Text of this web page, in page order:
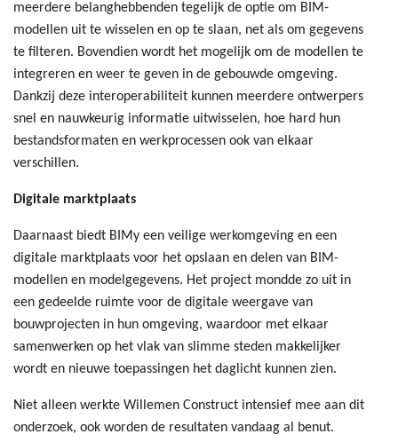
meerdere belanghebbenden tegelijk de optie om BIM-
modellen uit te wisselen en op te slaan, net als om gegevens
te filteren. Bovendien wordt het mogelijk om de modellen te
integreren en weer te geven in de gebouwde omgeving.
Dankzij deze interoperabiliteit kunnen meerdere ontwerpers
snel en nauwkeurig informatie uitwisselen, hoe hard hun
bestandsformaten en werkprocessen ook van elkaar
verschillen.
Digitale marktplaats
Daarnaast biedt BIMy een veilige werkomgeving en een
digitale marktplaats voor het opslaan en delen van BIM-
modellen en modelgegevens. Het project mondde zo uit in
een gedeelde ruimte voor de digitale weergave van
bouwprojecten in hun omgeving, waardoor met elkaar
samenwerken op het vlak van slimme steden makkelijker
wordt en nieuwe toepassingen het daglicht kunnen zien.
Niet alleen werkte Willemen Construct intensief mee aan dit
onderzoek, ook worden de resultaten vandaag al benut.